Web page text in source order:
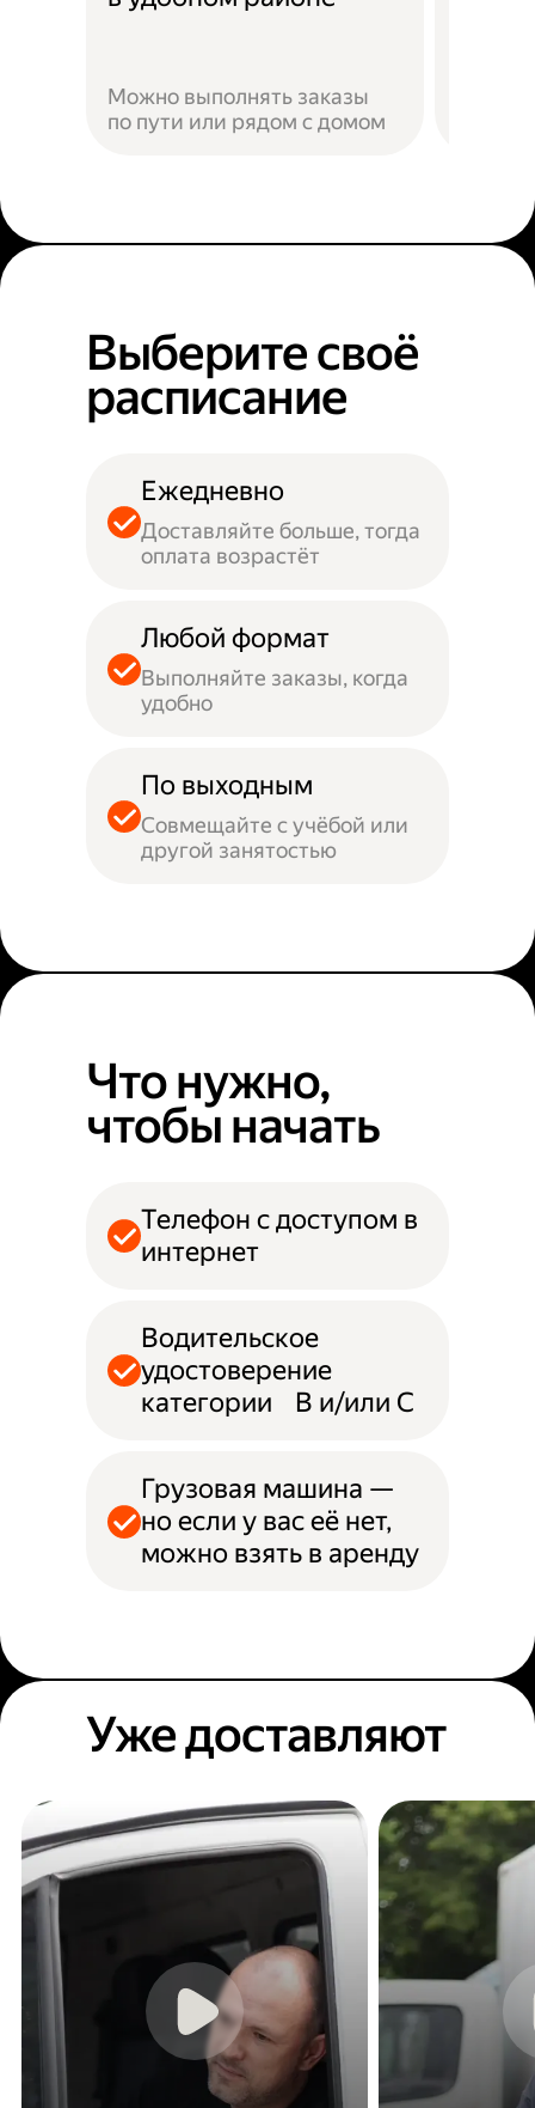
Можно выполнять заказы
по пути или рядом с домом
Выберите своё
расписание
Ежедневно
Доставляйте больше, тогда
оплата возрастёт
Любой формат
Выполняйте заказы, когда
удобно
По выходным
Совмещайте с учёбой или
другой занятостью
Что нужно,
чтобы начать
Телефон с доступом в
интернет
Водительское
удостоверение
категории B и/или С
Грузовая машина —
но если у вас её нет,
можно взять в аренду
Уже доставляют